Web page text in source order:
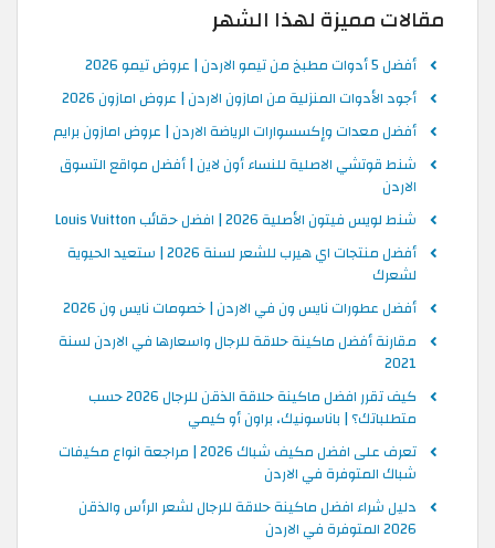
مقالات مميزة لهذا الشهر
أفضل 5 أدوات مطبخ من تيمو الاردن | عروض تيمو 2026
أجود الأدوات المنزلية من امازون الاردن | عروض امازون 2026
أفضل معدات وإكسسوارات الرياضة الاردن | عروض امازون برايم
شنط قوتشي الاصلية للنساء أون لاين | أفضل مواقع التسوق
الاردن
شنط لويس فيتون الأصلية 2026 | افضل حقائب Louis Vuitton
أفضل منتجات اي هيرب للشعر لسنة 2026 | ستعيد الحيوية
لشعرك
أفضل عطورات نايس ون في الاردن | خصومات نايس ون 2026
مقارنة أفضل ماكينة حلاقة للرجال واسعارها في الاردن لسنة
2021
كيف تقرر افضل ماكينة حلاقة الذقن للرجال 2026 حسب
متطلباتك؟ | باناسونيك، براون أو كيمي
تعرف على افضل مكيف شباك 2026 | مراجعة انواع مكيفات
شباك المتوفرة في الاردن
دليل شراء افضل ماكينة حلاقة للرجال لشعر الرأس والذقن
2026 المتوفرة في الاردن